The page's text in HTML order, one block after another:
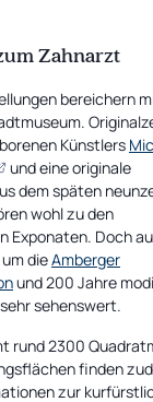
Zahnarzt
bereichern
Künstlers
(opens
an
external
page)
und eine originale
dem späten
wohl zu den
Exponaten. Doch
dieAmberger
und 200 Jahre
sehenswert.
rund 2300
finden
zur